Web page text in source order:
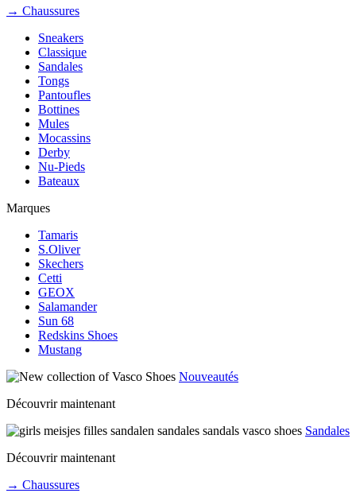
→ Chaussures
Sneakers
Classique
Sandales
Tongs
Pantoufles
Bottines
Mules
Mocassins
Derby
Nu-Pieds
Bateaux
Marques
Tamaris
S.Oliver
Skechers
Cetti
GEOX
Salamander
Sun 68
Redskins Shoes
Mustang
Nouveautés
Découvrir maintenant
Sandales
Découvrir maintenant
→ Chaussures